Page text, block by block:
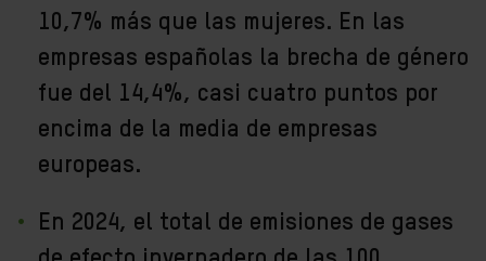
10,7% más que las mujeres. En las
empresas españolas la brecha de género
fue del 14,4%, casi cuatro puntos por
encima de la media de empresas
europeas.
En 2024, el total de emisiones de gases